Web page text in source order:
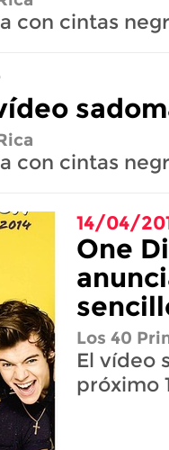
con cintas
con cintas
14/04/
One
Los 40
El vídeo
próximo